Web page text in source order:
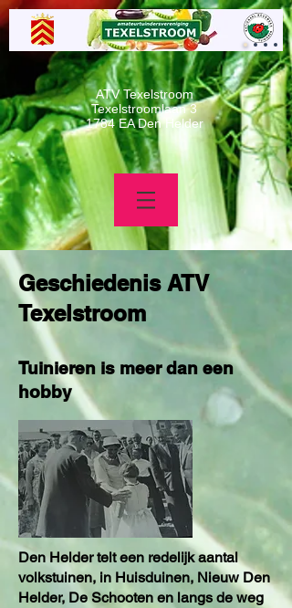
ATV Texelstroom
Texelstroomlaan 3
1784 EA Den Helder
Geschiedenis ATV
Texelstroom
Tuinieren is meer dan een
hobby
Den Helder telt een redelijk aantal
volkstuinen, in Huisduinen, Nieuw Den
Helder, De Schooten en langs de weg